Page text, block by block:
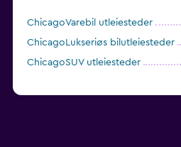
ChicagoVarebil utleiesteder
ChicagoLukseriøs bilutleiesteder
ChicagoSUV utleiesteder